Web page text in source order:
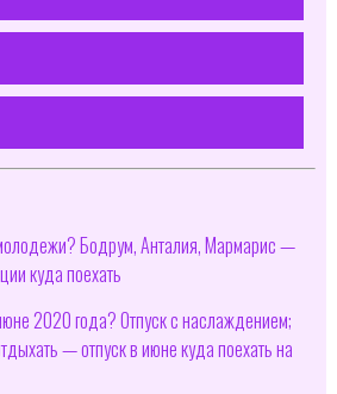
Бодрум, Анталия, Мармарис —
куда поехать
2020 года? Отпуск с наслаждением;
— отпуск в июне куда поехать на